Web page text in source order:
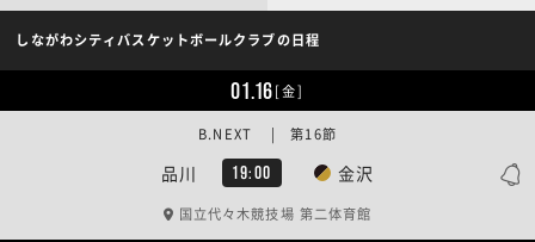
しながわシティバスケットボールクラブの日程
01.16[金]
品川 19:00 金沢
B.NEXT | 第16節
国立代々木競技場 第二体育館